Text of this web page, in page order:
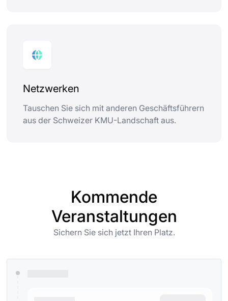
Netzwerken
Tauschen Sie sich mit anderen Geschäftsführern
aus der Schweizer KMU-Landschaft aus.
Kommende
Veranstaltungen
Sichern Sie sich jetzt Ihren Platz.